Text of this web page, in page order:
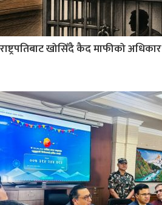
राष्ट्रपतिबाट खोसिँदै कैद माफीको अधिकार